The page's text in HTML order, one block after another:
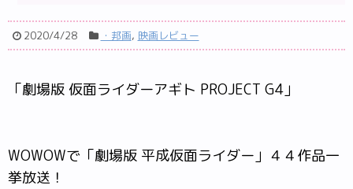
2020/4/28 ・邦画, 映画レビュー
「劇場版 仮面ライダーアギト PROJECT G4」
WOWOWで「劇場版 平成仮面ライダー」４４作品一
挙放送！